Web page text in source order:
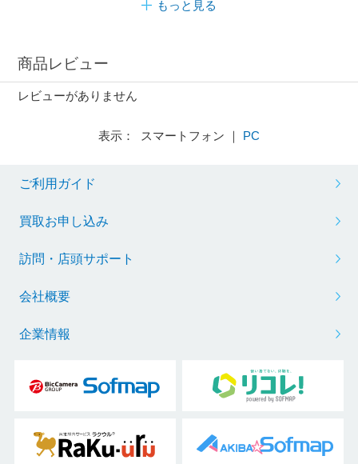
もっと見る
商品レビュー
レビューがありません
表示： スマートフォン ｜ PC
ご利用ガイド
買取お申し込み
訪問・店頭サポート
会社概要
企業情報